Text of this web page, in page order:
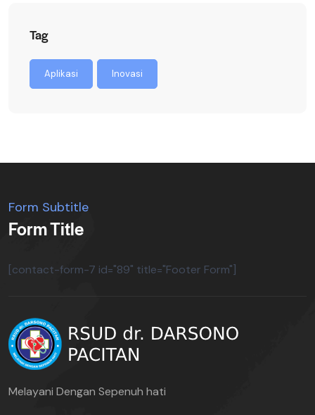
Tag
Aplikasi Inovasi
Form Subtitle
Form Title
[contact-form-7 id="89" title="Footer Form"]
Melayani Dengan Sepenuh hati